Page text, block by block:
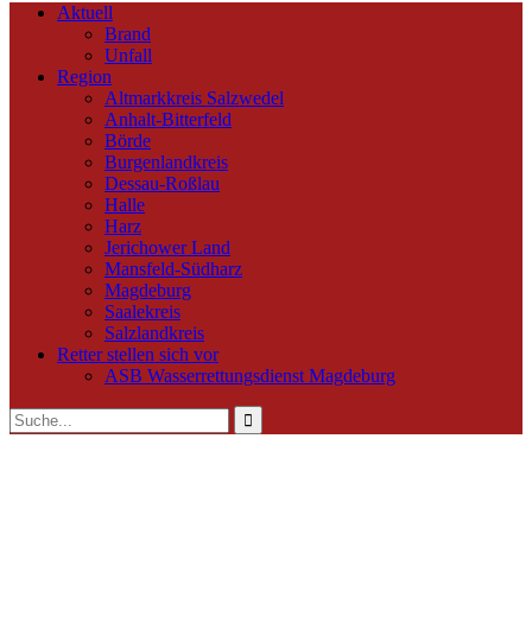
Aktuell
Brand
Unfall
Region
Altmarkkreis Salzwedel
Anhalt-Bitterfeld
Börde
Burgenlandkreis
Dessau-Roßlau
Halle
Harz
Jerichower Land
Mansfeld-Südharz
Magdeburg
Saalekreis
Salzlandkreis
Retter stellen sich vor
ASB Wasserrettungsdienst Magdeburg